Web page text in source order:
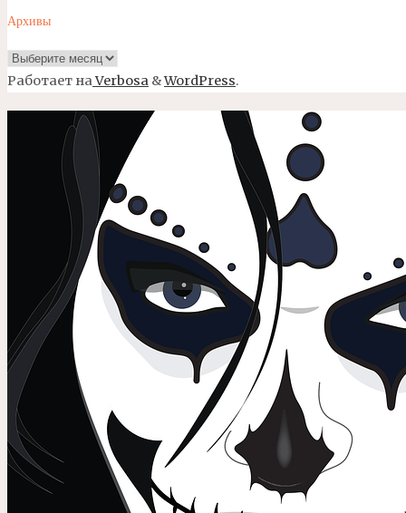
Архивы
Архивы
Работает наVerbosa &WordPress.